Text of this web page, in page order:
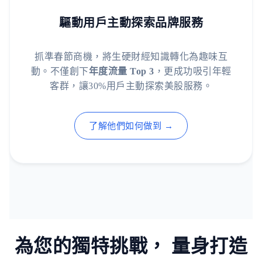
驅動用戶主動探索品牌服務
抓準春節商機，將生硬財經知識轉化為趣味互
動。不僅創下年度流量 Top 3 ，更成功吸引年輕
客群，讓30%用戶主動探索美股服務。
了解他們如何做到 →
為您的獨特挑戰， 量身打造